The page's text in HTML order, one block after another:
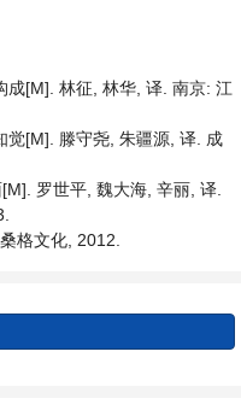
成[M]. 林征, 林华, 译. 南京: 江
觉[M]. 滕守尧, 朱疆源, 译. 成
罗世平, 魏大海, 辛丽, 译.
格文化, 2012.